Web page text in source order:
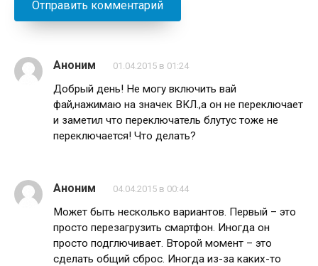
Аноним 01.04.2015 в 01:24
Добрый день! Не могу включить вай
фай,нажимаю на значек ВКЛ.,а он не переключает
и заметил что переключатель блутус тоже не
переключается! Что делать?
Аноним 04.04.2015 в 00:44
Может быть несколько вариантов. Первый – это
просто перезагрузить смартфон. Иногда он
просто подглючивает. Второй момент – это
сделать общий сброс. Иногда из-за каких-то